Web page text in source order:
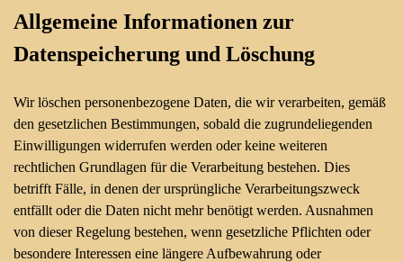
Allgemeine Informationen zur
Datenspeicherung und Löschung
Wir löschen personenbezogene Daten, die wir verarbeiten, gemäß
den gesetzlichen Bestimmungen, sobald die zugrundeliegenden
Einwilligungen widerrufen werden oder keine weiteren
rechtlichen Grundlagen für die Verarbeitung bestehen. Dies
betrifft Fälle, in denen der ursprüngliche Verarbeitungszweck
entfällt oder die Daten nicht mehr benötigt werden. Ausnahmen
von dieser Regelung bestehen, wenn gesetzliche Pflichten oder
besondere Interessen eine längere Aufbewahrung oder